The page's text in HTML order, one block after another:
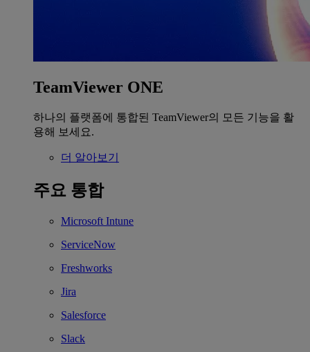
TeamViewer ONE
하나의 플랫폼에 통합된 TeamViewer의 모든 기능을 활
용해 보세요.
더 알아보기
주요 통합
Microsoft Intune
ServiceNow
Freshworks
Jira
Salesforce
Slack